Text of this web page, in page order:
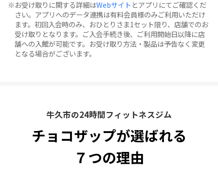
お受け取りに関する詳細はWebサイト とアプリにてご確認くだ
さい。アプリへのデータ連携は有料会員様のみご利用いただけ
ます。初回入会時のみ、おひとりさま1セット限り、店舗でのお
受け取りとなります。ご入会手続き後、ご利用開始日以降に店
舗への入館が可能です。お受け取り方法・製品は予告なく変更
となる場合がございます。
牛久市の24時間フィットネスジム
チョコザップが選ばれる
７つの理由